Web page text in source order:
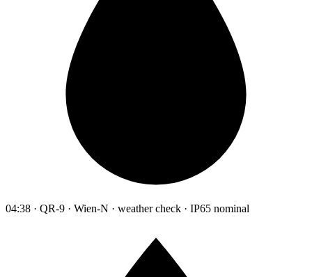
04:38 · QR-9 · Wien-N · weather check · IP65 nominal